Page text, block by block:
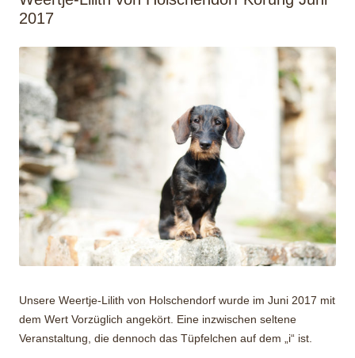
2017
Unsere Weertje-Lilith von Holschendorf wurde im Juni 2017 mit
dem Wert Vorzüglich angekört. Eine inzwischen seltene
Veranstaltung, die dennoch das Tüpfelchen auf dem „i“ ist.